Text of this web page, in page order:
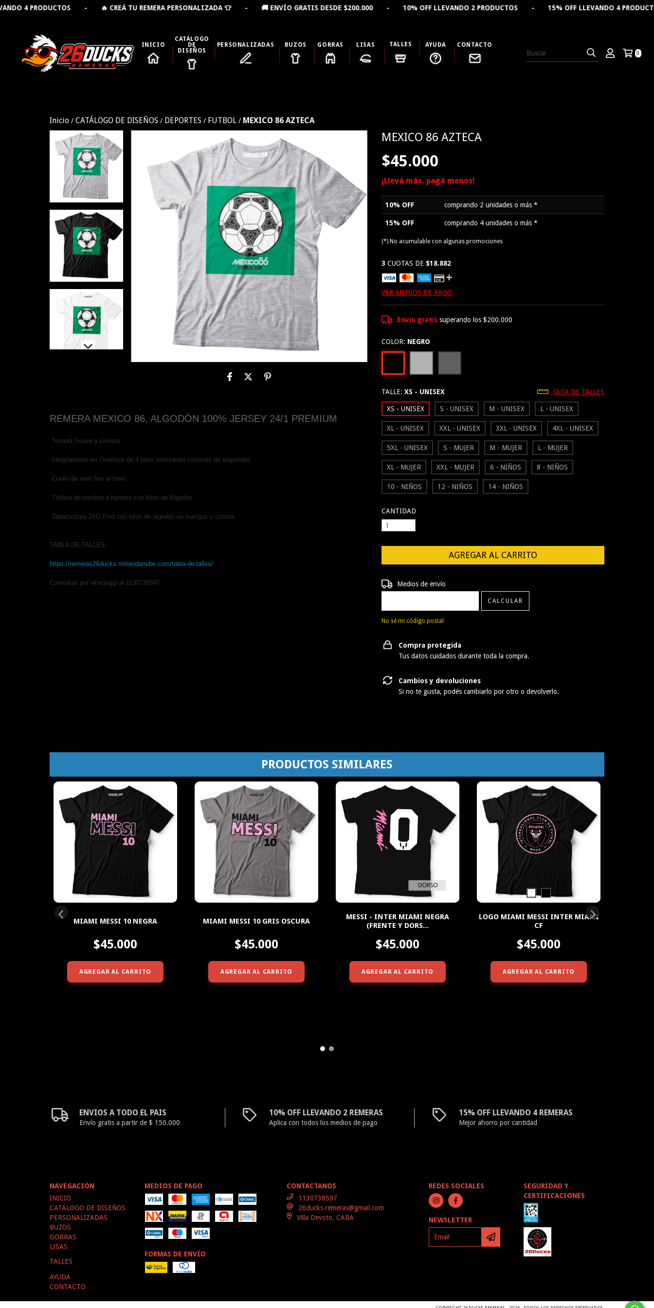
TU REMERA PERSONALIZADA 👕 - 🚚 ENVÍO GRATIS DESDE $200.000 - 10% OFF LLEVANDO 2 PRODUCTOS - 15% OFF LLEVANDO 4 PRODUCTOS - 🔥 CREÁ TU
INICIO
CATÁLOGO
DE
DISEÑOS
PERSONALIZADAS BUZOS GORRAS LISAS TALLES AYUDA CONTACTO
0
Inicio / CATÁLOGO DE DISEÑOS / DEPORTES / FUTBOL / MEXICO 86 AZTECA
REMERA MEXICO 86, ALGODÓN 100% JERSEY 24/1 PREMIUM
Textura Suave y Liviana.
Integramente en Overlock de 4 hilos reforzando costuras de seguridad.
Cuello de reeb fino al tono.
Tirillera de hombro a hombro con hilos de Algodón
Tapacostura 2AG Fino con hilos de algodón en mangas y cintura.
TABLA DE TALLES:
https://remeras26ducks.mitiendanube.com/tabla-de-talles/
Consultas por whatsapp al 1130738597
MEXICO 86 AZTECA
$45.000
¡Llevá más, pagá menos!
10% OFF comprando 2 unidades o más *
15% OFF comprando 4 unidades o más *
(*) No acumulable con algunas promociones
3 CUOTAS DE $18.882
VER MEDIOS DE PAGO
Envío gratis superando los$200.000
COLOR: NEGRO
TALLE: XS - UNISEX GUÍA DE TALLES
XS - UNISEX S - UNISEX M - UNISEX L - UNISEX
XL - UNISEX XXL - UNISEX 3XL - UNISEX 4XL - UNISEX
5XL - UNISEX S - MUJER M - MUJER L - MUJER
XL - MUJER XXL - MUJER 6 - NIÑOS 8 - NIÑOS
10 - NIÑOS 12 - NIÑOS 14 - NIÑOS
CANTIDAD
Entregas para el CP:
Medios de envío
CALCULAR
No sé mi código postal
Compra protegida
Tus datos cuidados durante toda la compra.
Cambios y devoluciones
Si no te gusta, podés cambiarlo por otro o devolverlo.
PRODUCTOS SIMILARES
MIAMI MESSI 10 NEGRA
$45.000
AGREGAR AL CARRITO
MIAMI MESSI 10 GRIS OSCURA
$45.000
AGREGAR AL CARRITO
MESSI - INTER MIAMI NEGRA
(FRENTE Y DORS...
$45.000
AGREGAR AL CARRITO
LOGO MIAMI MESSI INTER MIAMI
CF
$45.000
AGREGAR AL CARRITO
ENVIOS A TODO EL PAIS
Envío gratis a partir de $ 150.000
10% OFF LLEVANDO 2 REMERAS
Aplica con todos los medios de pago
15% OFF LLEVANDO 4 REMERAS
Mejor ahorro por cantidad
NAVEGACIÓN
INICIO
CATÁLOGO DE DISEÑOS
PERSONALIZADAS
BUZOS
GORRAS
LISAS
TALLES
AYUDA
CONTACTO
MEDIOS DE PAGO
FORMAS DE ENVÍO
CONTACTANOS
1130738597
26ducks.remeras@gmail.com
Villa Devoto, CABA
REDES SOCIALES
NEWSLETTER
SEGURIDAD Y
CERTIFICACIONES